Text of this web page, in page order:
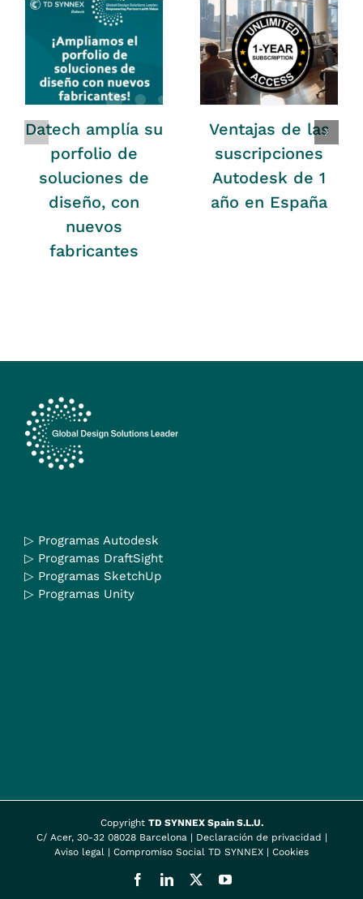
Datech amplía su
porfolio de
soluciones de
diseño, con
nuevos
fabricantes
Ventajas de las
suscripciones
Autodesk de 1
año en España
▷ Programas Autodesk
▷ Programas DraftSight
▷ Programas SketchUp
▷ Programas Unity
Copyright TD SYNNEX Spain S.L.U.
C/ Acer, 30-32 08028 Barcelona | Declaración de privacidad |
Aviso legal | Compromiso Social TD SYNNEX | Cookies
FacebookLinkedIn YouTube